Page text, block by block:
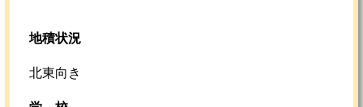
地積状況
北東向き